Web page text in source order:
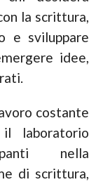
la scrittura,
e sviluppare
idee,
costante
laboratorio
nella
di scrittura,